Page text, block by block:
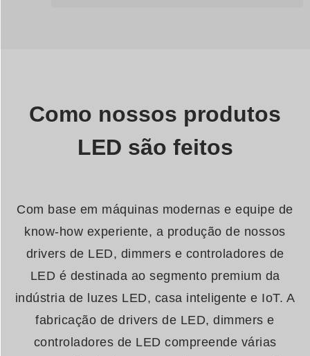
Como nossos produtos
LED são feitos
Com base em máquinas modernas e equipe de
know-how experiente, a produção de nossos
drivers de LED, dimmers e controladores de
LED é destinada ao segmento premium da
indústria de luzes LED, casa inteligente e IoT. A
fabricação de drivers de LED, dimmers e
controladores de LED compreende várias